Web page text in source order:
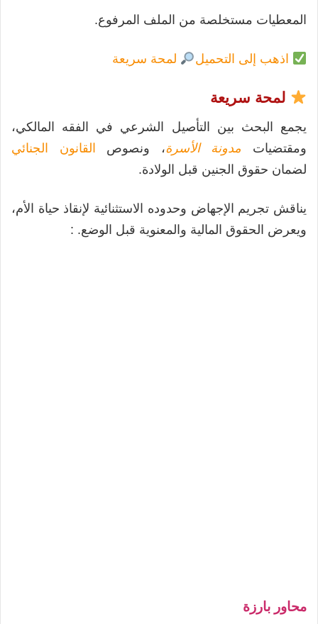
المعطيات مستخلصة من الملف المرفوع.
اذهب إلى التحميل لمحة سريعة
لمحة سريعة
يجمع البحث بين التأصيل الشرعي في الفقه المالكي،
ومقتضيات مدونة الأسرة، ونصوص القانون الجنائي
لضمان حقوق الجنين قبل الولادة.
يناقش تجريم الإجهاض وحدوده الاستثنائية لإنقاذ حياة الأم،
ويعرض الحقوق المالية والمعنوية قبل الوضع. :
محاور بارزة